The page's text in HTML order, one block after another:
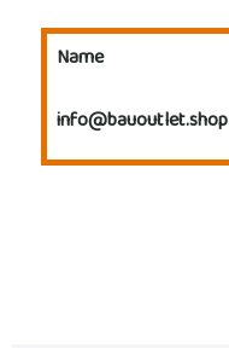
Name
info@bauoutlet.shop